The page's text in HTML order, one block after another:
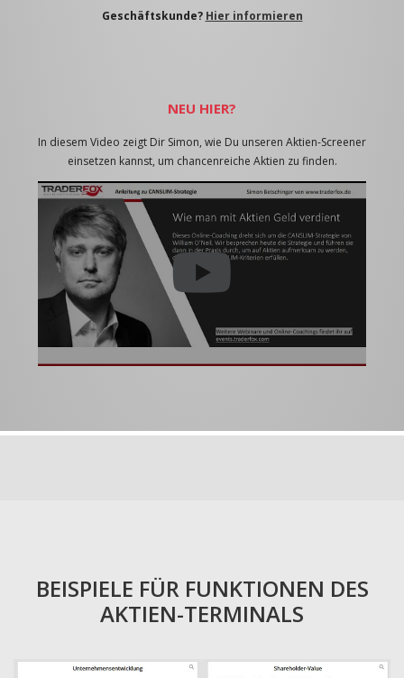
Geschäftskunde? Hier informieren
NEU HIER?
In diesem Video zeigt Dir Simon, wie Du unseren Aktien-Screener
einsetzen kannst, um chancenreiche Aktien zu finden.
BEISPIELE FÜR FUNKTIONEN DES
AKTIEN-TERMINALS